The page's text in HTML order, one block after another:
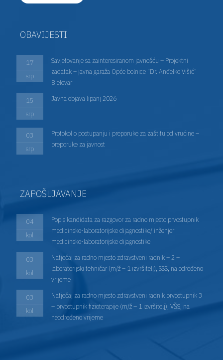
OBAVIJESTI
17
srp
Savjetovanje sa zainteresiranom javnošću – Projektni
zadatak – javna garaža Opće bolnice “Dr. Anđelko Višić”
Bjelovar
15
srp
Javna objava lipanj 2026
03
srp
Protokol o postupanju i preporuke za zaštitu od vrućine –
preporuke za javnost
ZAPOŠLJAVANJE
04
kol
Popis kandidata za razgovor za radno mjesto prvostupnik
medicinsko-laboratorijske dijagnostike/ inženjer
medicinsko-laboratorijske dijagnostike
03
kol
Natječaj za radno mjesto zdravstveni radnik – 2 –
laboratorijski tehničar (m/ž – 1 izvršitelj), SSS, na određeno
vrijeme
03
kol
Natječaj za radno mjesto zdravstveni radnik prvostupnik 3
– prvostupnik fizioterapije (m/ž – 1 izvršitelj), VŠS, na
neodređeno vrijeme